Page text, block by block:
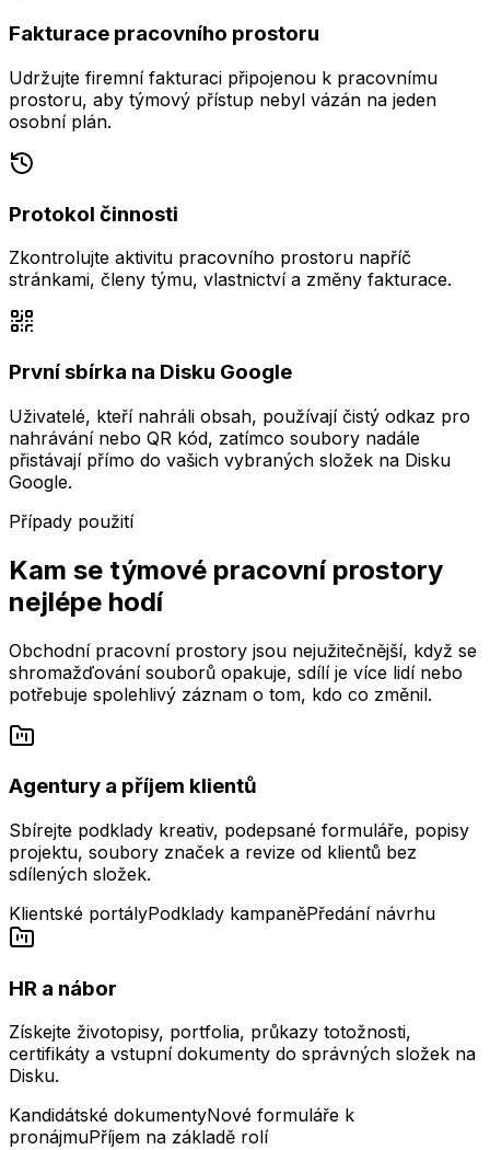
Fakturace pracovního prostoru
Udržujte firemní fakturaci připojenou k pracovnímu
prostoru, aby týmový přístup nebyl vázán na jeden
osobní plán.
Protokol činnosti
Zkontrolujte aktivitu pracovního prostoru napříč
stránkami, členy týmu, vlastnictví a změny fakturace.
První sbírka na Disku Google
Uživatelé, kteří nahráli obsah, používají čistý odkaz pro
nahrávání nebo QR kód, zatímco soubory nadále
přistávají přímo do vašich vybraných složek na Disku
Google.
Případy použití
Kam se týmové pracovní prostory
nejlépe hodí
Obchodní pracovní prostory jsou nejužitečnější, když se
shromažďování souborů opakuje, sdílí je více lidí nebo
potřebuje spolehlivý záznam o tom, kdo co změnil.
Agentury a příjem klientů
Sbírejte podklady kreativ, podepsané formuláře, popisy
projektu, soubory značek a revize od klientů bez
sdílených složek.
Klientské portályPodklady kampaněPředání návrhu
HR a nábor
Získejte životopisy, portfolia, průkazy totožnosti,
certifikáty a vstupní dokumenty do správných složek na
Disku.
Kandidátské dokumentyNové formuláře k
pronájmuPříjem na základě rolí